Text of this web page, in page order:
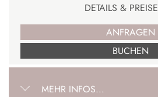
MEHR INFOS...
DETAILS & PREISE
ANFRAGEN
BUCHEN